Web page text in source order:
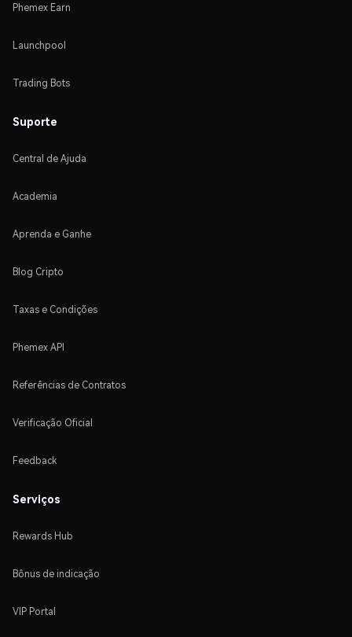
Phemex Earn
Launchpool
Trading Bots
Suporte
Central de Ajuda
Academia
Aprenda e Ganhe
Blog Cripto
Taxas e Condições
Phemex API
Referências de Contratos
Verificação Oficial
Feedback
Serviços
Rewards Hub
Bônus de indicação
VIP Portal